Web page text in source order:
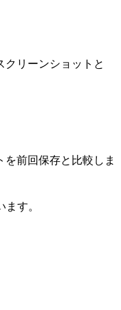
クリーンショットと
前回保存と比較しま
す。